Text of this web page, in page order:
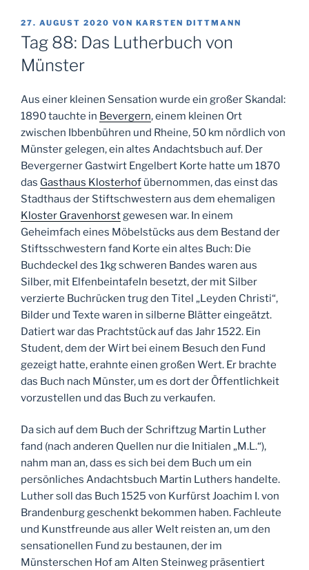
VERÖFFENTLICHT
AM
27. AUGUST 2020 VON KARSTEN DITTMANN
Tag 88: Das Lutherbuch von
Münster
Aus einer kleinen Sensation wurde ein großer Skandal:
1890 tauchte in Bevergern, einem kleinen Ort
zwischen Ibbenbühren und Rheine, 50 km nördlich von
Münster gelegen, ein altes Andachtsbuch auf. Der
Bevergerner Gastwirt Engelbert Korte hatte um 1870
das Gasthaus Klosterhof übernommen, das einst das
Stadthaus der Stiftschwestern aus dem ehemaligen
Kloster Gravenhorstgewesen war. In einem
Geheimfach eines Möbelstücks aus dem Bestand der
Stiftsschwestern fand Korte ein altes Buch: Die
Buchdeckel des 1kg schweren Bandes waren aus
Silber, mit Elfenbeintafeln besetzt, der mit Silber
verzierte Buchrücken trug den Titel „Leyden Christi“,
Bilder und Texte waren in silberne Blätter eingeätzt.
Datiert war das Prachtstück auf das Jahr 1522. Ein
Student, dem der Wirt bei einem Besuch den Fund
gezeigt hatte, erahnte einen großen Wert. Er brachte
das Buch nach Münster, um es dort der Öffentlichkeit
vorzustellen und das Buch zu verkaufen.
Da sich auf dem Buch der Schriftzug Martin Luther
fand (nach anderen Quellen nur die Initialen „M.L.“),
nahm man an, dass es sich bei dem Buch um ein
persönliches Andachtsbuch Martin Luthers handelte.
Luther soll das Buch 1525 von Kurfürst Joachim I. von
Brandenburg geschenkt bekommen haben. Fachleute
und Kunstfreunde aus aller Welt reisten an, um den
sensationellen Fund zu bestaunen, der im
Münsterschen Hof am Alten Steinweg präsentiert